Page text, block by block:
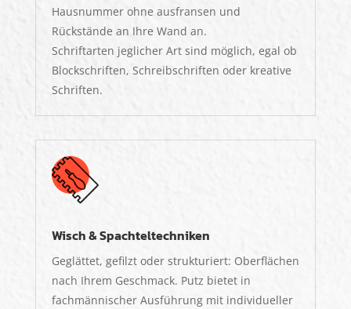
Hausnummer ohne ausfransen und
Rückstände an Ihre Wand an.
Schriftarten jeglicher Art sind möglich, egal ob
Blockschriften, Schreibschriften oder kreative
Schriften.
Wisch & Spachteltechniken
Geglättet, gefilzt oder strukturiert: Oberflächen
nach Ihrem Geschmack. Putz bietet in
fachmännischer Ausführung mit individueller